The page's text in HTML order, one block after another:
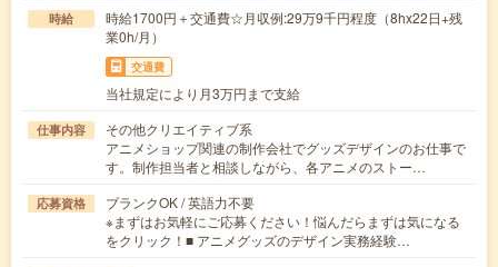
時給
時給1700円＋交通費☆月収例:29万9千円程度（8hx22日+残
業0h/月）
交通費
当社規定により月3万円まで支給
仕事内容
その他クリエイティブ系
アニメショップ関連の制作会社でグッズデザインのお仕事で
す。制作担当者と相談しながら、各アニメのストー…
応募資格
ブランクOK / 英語力不要
※まずはお気軽にご応募ください！悩んだらまずは気になる
をクリック！■ アニメグッズのデザイン実務経験…